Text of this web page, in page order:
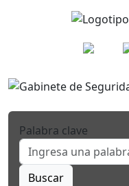
Palabra clave
Buscar